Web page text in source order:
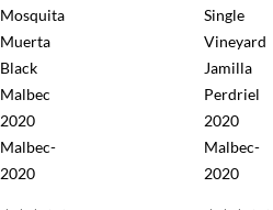
Mosquita
Muerta
Black
Malbec
2020
Malbec-
2020
Single
Vineyard
Jamilla
Perdriel
2020
Malbec-
2020